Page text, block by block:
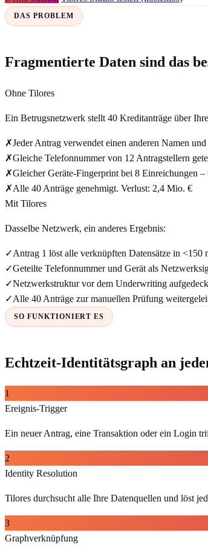
DAS PROBLEM
Fragmentierte Daten sind das
Ohne Tilores
Ein Betrugsnetzwerk stellt 40 Kreditanträge über
✗Jeder Antrag verwendet einen anderen Namen
✗Gleiche Telefonnummer von 12 Antragstellern
✗Gleicher Geräte-Fingerprint bei 8 Einreichungen –
✗Alle 40 Anträge genehmigt. Verlust: 2,4 Mio. €
Mit Tilores
Dasselbe Netzwerk, ein anderes Ergebnis:
✓Antrag 1 löst alle verknüpften Datensätze in <150
✓Geteilte Telefonnummer und Gerät als
✓Netzwerkstruktur vor dem Underwriting
✓Alle 40 Anträge zur manuellen Prüfung
SO FUNKTIONIERT ES
Echtzeit-Identitätsgraph an
1
Ereignis-Trigger
Ein neuer Antrag, eine Transaktion oder ein Login
2
Identity Resolution
Tilores durchsucht alle Ihre Datenquellen und löst
3
Graphverknüpfung